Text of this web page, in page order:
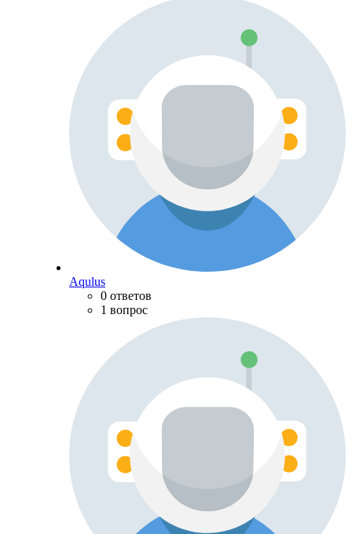
Aqulus
0 ответов
1 вопрос